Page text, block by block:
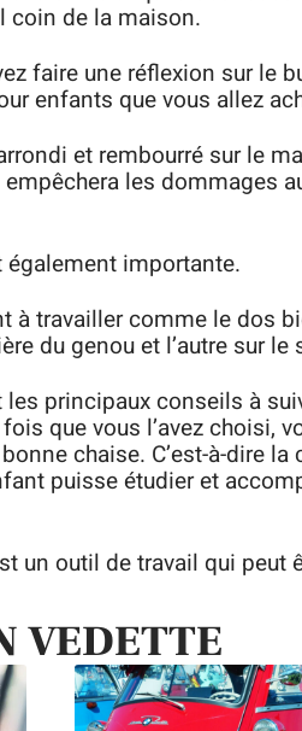
coin de la maison.
faire une réflexion sur le
enfants que vous allez
et rembourré sur le
les dommages
importante.
à travailler comme le dos
du genou et l’autre sur le
principaux conseils à
que vous l’avez choisi,
chaise. C’est-à-dire
puisse étudier et
un outil de travail qui peut
VEDETTE